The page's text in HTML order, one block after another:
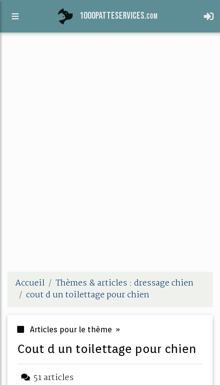
1000patteservices.com
Accueil
Thèmes & articles : dressage chien
cout d un toilettage pour chien
Articles pour le thème »
cout d un toilettage pour chien
51 articles